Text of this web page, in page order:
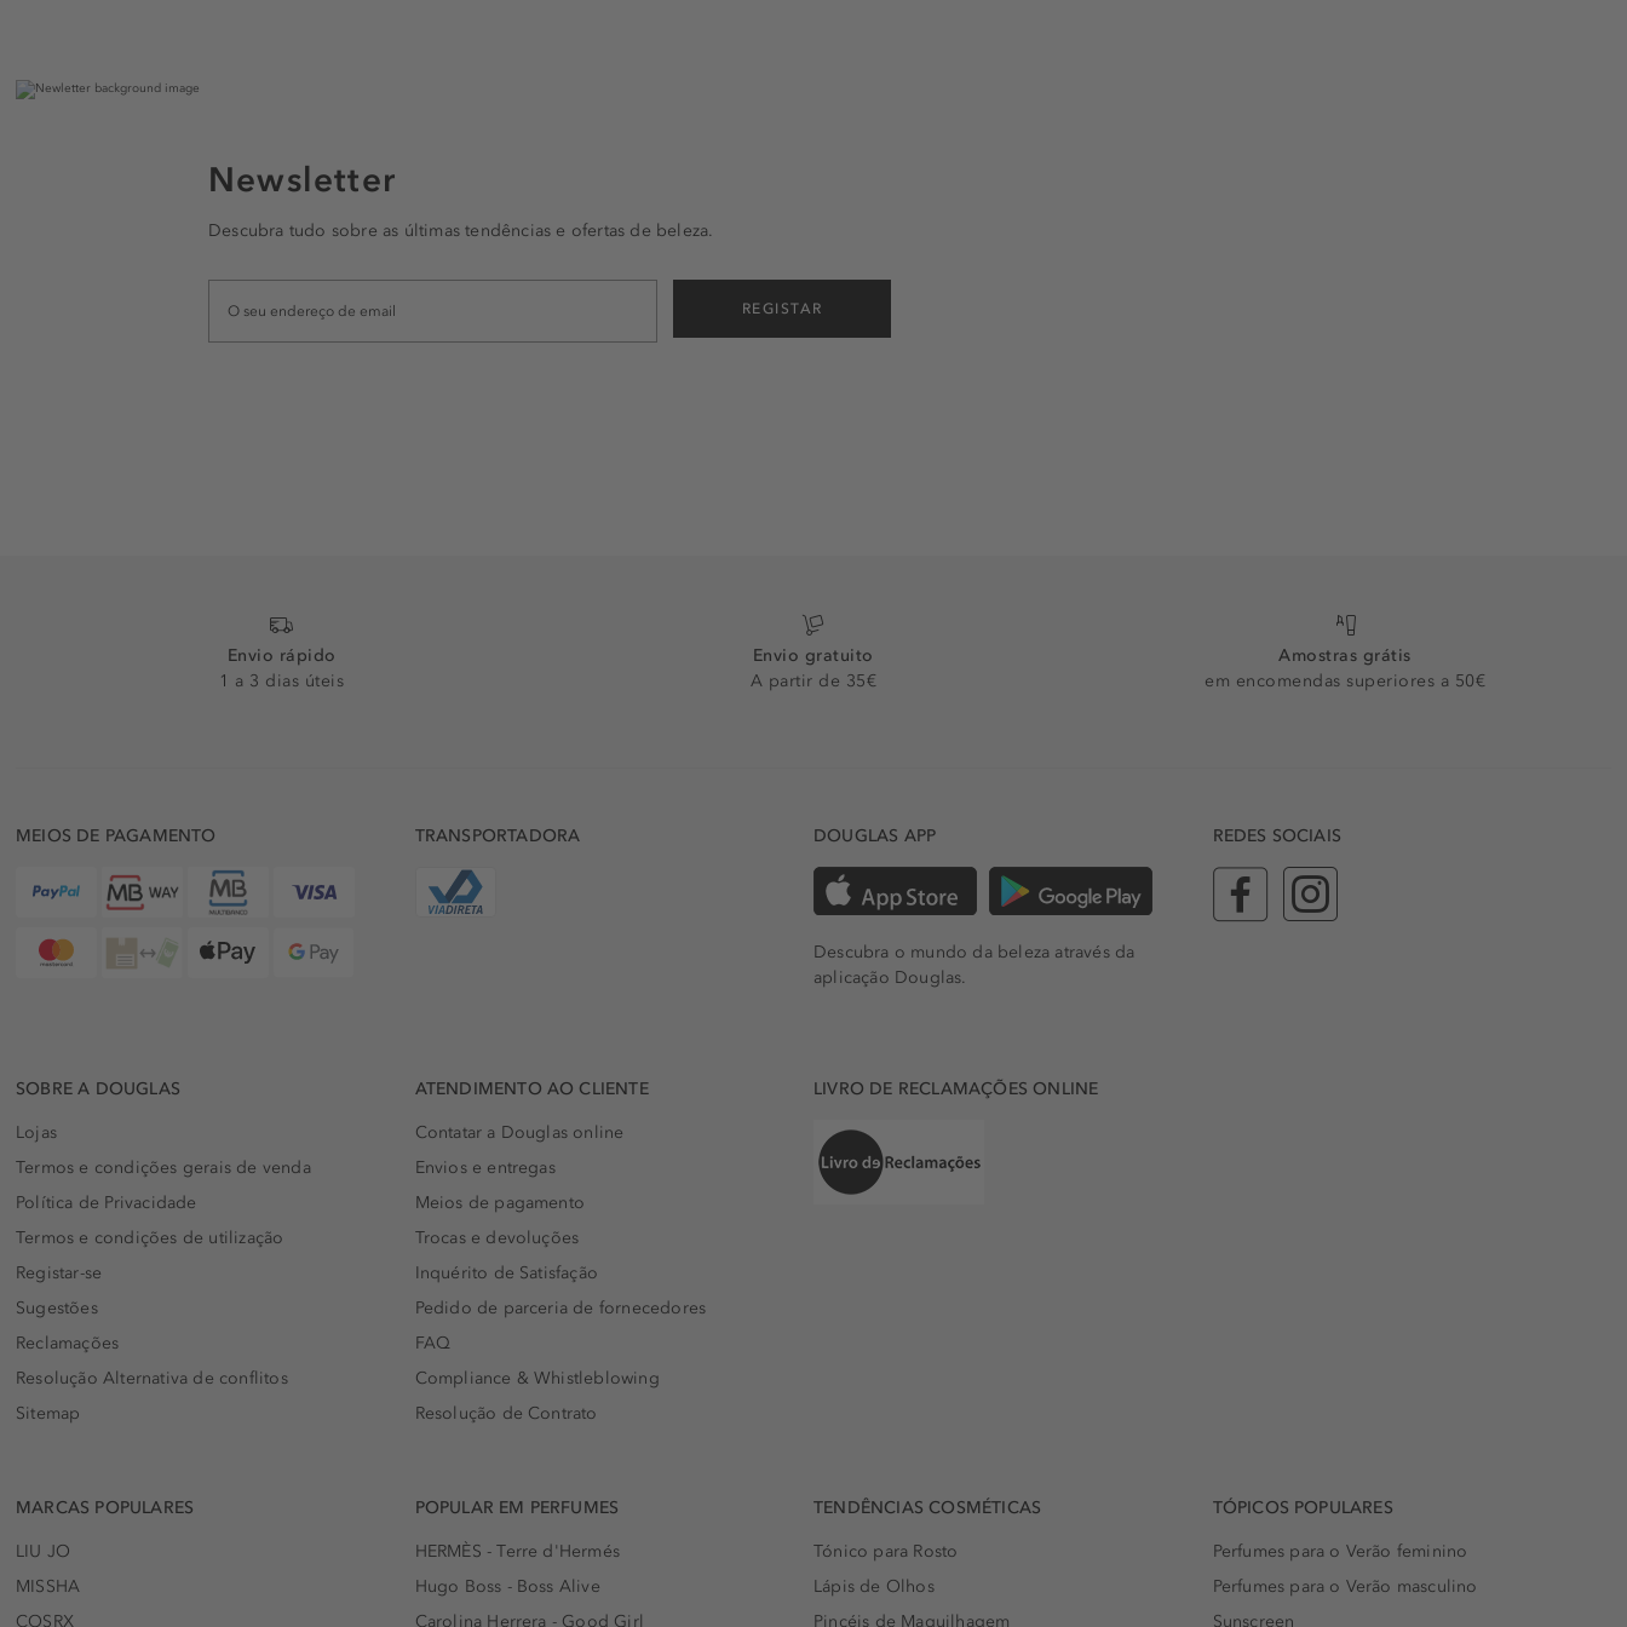
Newsletter
Descubra tudo sobre as últimas tendências e ofertas de beleza.
REGISTAR
Envio rápido
1 a 3 dias úteis
Envio gratuito
A partir de 35€
Amostras grátis
em encomendas superiores a 50€
MEIOS DE PAGAMENTO TRANSPORTADORA DOUGLAS APP
Descubra o mundo da beleza através da
aplicação Douglas.
REDES SOCIAIS
SOBRE A DOUGLAS
Lojas
Termos e condições gerais de venda
Política de Privacidade
Termos e condições de utilização
Registar-se
Sugestões
Reclamações
Resolução Alternativa de conflitos
Sitemap
ATENDIMENTO AO CLIENTE
Contatar a Douglas online
Envios e entregas
Meios de pagamento
Trocas e devoluções
Inquérito de Satisfação
Pedido de parceria de fornecedores
FAQ
Compliance & Whistleblowing
Resolução de Contrato
LIVRO DE RECLAMAÇÕES ONLINE
MARCAS POPULARES
LIU JO
MISSHA
COSRX
POPULAR EM PERFUMES
HERMÈS - Terre d'Hermés
Hugo Boss - Boss Alive
Carolina Herrera - Good Girl
TENDÊNCIAS COSMÉTICAS
Tónico para Rosto
Lápis de Olhos
Pincéis de Maquilhagem
TÓPICOS POPULARES
Perfumes para o Verão feminino
Perfumes para o Verão masculino
Sunscreen